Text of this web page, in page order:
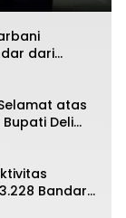
dari
atas
Deli
Bandar